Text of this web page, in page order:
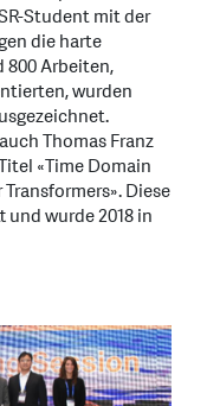
Student mit der
die harte
800 Arbeiten,
wurden
Thomas Franz
«Time Domain
Diese
wurde 2018 in